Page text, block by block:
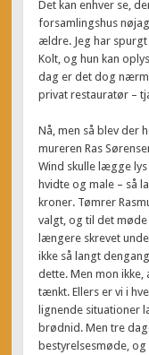
Det kan enhver se,
forsamlingshus
ældre. Jeg har
Kolt, og hun kan
dag er det dog
privat restauratør –
Nå, men så blev der
mureren Ras
Wind skulle lægge lys
hvidte og male – så
kroner. Tømrer
valgt, og til det
længere skrevet
ikke så langt
dette. Men mon
tænkt. Ellers er vi i
lignende situationer
brødnid. Men tre
bestyrelsesmøde,